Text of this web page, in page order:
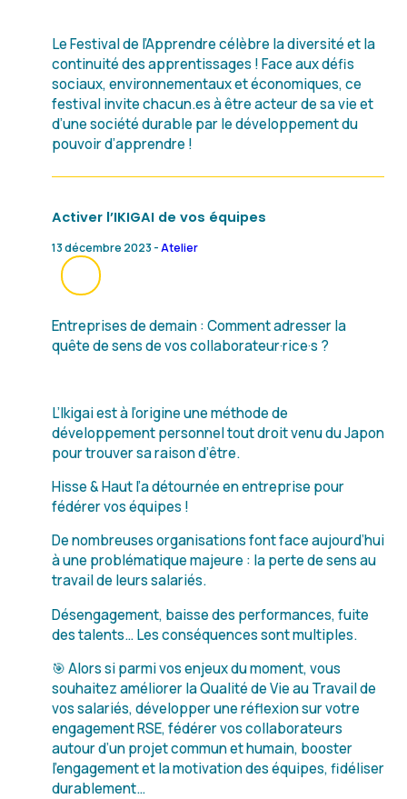
Le Festival de l’Apprendre célèbre la diversité et la
continuité des apprentissages ! Face aux défis
sociaux, environnementaux et économiques, ce
festival invite chacun.es à être acteur de sa vie et
d’une société durable par le développement du
pouvoir d’apprendre !
Activer l’IKIGAI de vos équipes
13 décembre 2023 -Atelier
Entreprises de demain : Comment adresser la
quête de sens de vos collaborateur·rice·s ?
L’Ikigai est à l’origine une méthode de
développement personnel tout droit venu du Japon
pour trouver sa raison d’être.
Hisse & Haut l’a détournée en entreprise pour
fédérer vos équipes !
De nombreuses organisations font face aujourd’hui
à une problématique majeure : la perte de sens au
travail de leurs salariés.
Désengagement, baisse des performances, fuite
des talents… Les conséquences sont multiples.
🎯 Alors si parmi vos enjeux du moment, vous
souhaitez améliorer la Qualité de Vie au Travail de
vos salariés, développer une réflexion sur votre
engagement RSE, fédérer vos collaborateurs
autour d’un projet commun et humain, booster
l’engagement et la motivation des équipes, fidéliser
durablement…